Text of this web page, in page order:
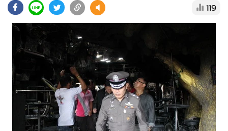
• ผู้จัดการรายวัน
คอลัมนิสต์
ละคร
CbizReview
Cyber BIZ
ผู้จัดกวน
Good health & Well-being
Green Innovation & SD
119